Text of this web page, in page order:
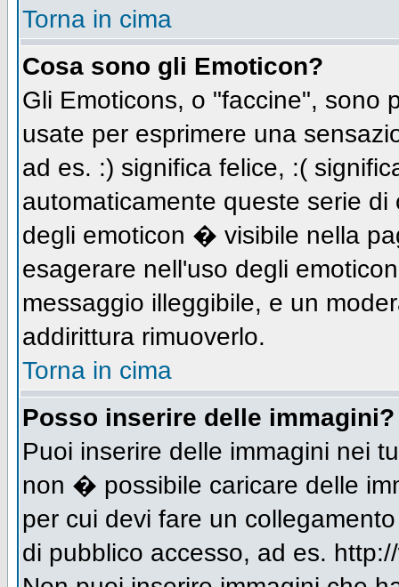
Torna in cima
Cosa sono gli Emoticon?
Gli Emoticons, o "faccine", sono
usate per esprimere una
ad es. :) significa felice, :(
automaticamente queste serie
degli emoticon � visibile nella
esagerare nell'uso degli
messaggio illeggibile, e un
addirittura rimuoverlo.
Torna in cima
Posso inserire delle immagini?
Puoi inserire delle immagini nei
non � possibile caricare delle
per cui devi fare un
di pubblico accesso, ad es.